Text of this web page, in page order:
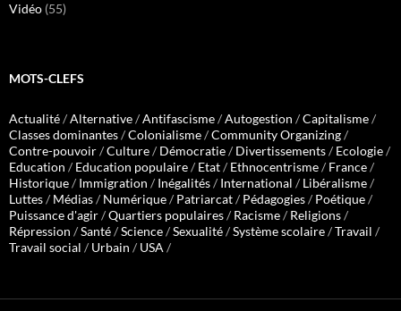
Vidéo (55)
MOTS-CLEFS
Actualité/Alternative/Antifascisme/Autogestion /Capitalisme/
Classes dominantes/Colonialisme/Community Organizing/
Contre-pouvoir/Culture/ Démocratie/ Divertissements/ Ecologie/
Education / Education populaire/ Etat/ Ethnocentrisme/ France/
Historique/ Immigration / Inégalités/ International / Libéralisme/
Luttes/ Médias/ Numérique/ Patriarcat/ Pédagogies/ Poétique/
Puissance d'agir/Quartiers populaires/ Racisme/ Religions/
Répression /Santé/Science/Sexualité/Système scolaire/Travail /
Travail social / Urbain / USA /